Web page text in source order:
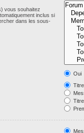
vous souhaitez
inclus si
dans les sous-
Oui